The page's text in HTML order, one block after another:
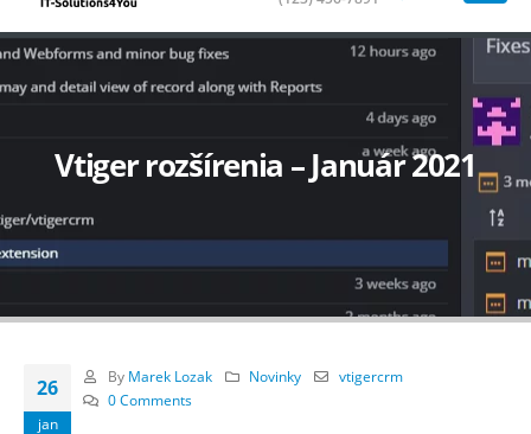
Vtiger rozšírenia – Január 2021
26
jan
By Marek Lozak Novinky
vtigercrm
0 Comments